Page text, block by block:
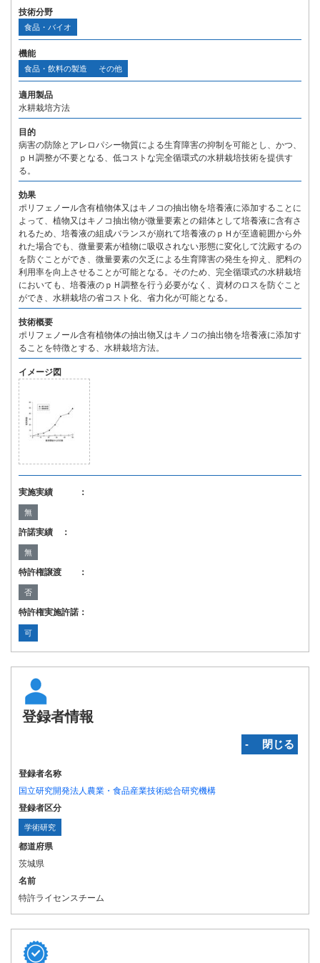
技術分野
食品・バイオ
機能
食品・飲料の製造 その他
適用製品
水耕栽培方法
目的
病害の防除とアレロパシー物質による生育障害の抑制を可能とし、かつ、
ｐＨ調整が不要となる、低コストな完全循環式の水耕栽培技術を提供す
る。
効果
ポリフェノール含有植物体又はキノコの抽出物を培養液に添加することに
よって、植物又はキノコ抽出物が微量要素との錯体として培養液に含有さ
れるため、培養液の組成バランスが崩れて培養液のｐＨが至適範囲から外
れた場合でも、微量要素が植物に吸収されない形態に変化して沈殿するの
を防ぐことができ、微量要素の欠乏による生育障害の発生を抑え、肥料の
利用率を向上させることが可能となる。そのため、完全循環式の水耕栽培
においても、培養液のｐＨ調整を行う必要がなく、資材のロスを防ぐこと
ができ、水耕栽培の省コスト化、省力化が可能となる。
技術概要
ポリフェノール含有植物体の抽出物又はキノコの抽出物を培養液に添加す
ることを特徴とする、水耕栽培方法。
イメージ図
実施実績 ：
無
許諾実績 ：
無
特許権譲渡 ：
否
特許権実施許諾：
可
登録者情報
‐ 閉じる
登録者名称
国立研究開発法人農業・食品産業技術総合研究機構
登録者区分
学術研究
都道府県
茨城県
名前
特許ライセンスチーム